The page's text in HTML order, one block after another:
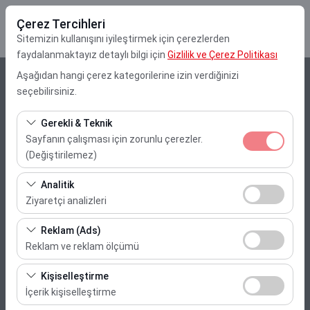
Çerez Tercihleri
Sitemizin kullanışını iyileştirmek için çerezlerden
faydalanmaktayız detaylı bilgi için Gizlilik ve Çerez Politikası
Aşağıdan hangi çerez kategorilerine izin verdiğinizi
seçebilirsiniz.
Gerekli & Teknik
Sayfanın çalışması için zorunlu çerezler.
(Değiştirilemez)
Bu çerezler sitenin doğru şekilde çalışması, güvenlik,
oturum yönetimi ve temel işlevler için gereklidir. Devre
dışı bırakılamaz.
Analitik
Ziyaretçi analizleri
Bu çerezler, sitemizin nasıl kullanıldığını (ziyaretçi sayısı,
en çok ziyaret edilen sayfalar, kullanıcı davranışları)
analiz etmemizi sağlar. Bu veriler, web sitesi
performansını ölçmek ve kullanıcı deneyimini sürekli
iyileştirmek için kullanılır.
Reklam (Ads)
Reklam ve reklam ölçümü
Bu çerezler, size ilgi alanlarınıza uygun kişiselleştirilmiş
reklamlar göstermemize ve reklam kampanyalarımızın
etkinliğini (gösterim sayısı, tıklama oranı) ölçmemize
Kişiselleştirme
İçerik kişiselleştirme
Alış Lokasyonu
Muğla Dalaman Havalimanı
Aracı farklı bir lokasyona bırakacağım
Alış Tarih & Saat
10:00
Bırakış Tarih & Saat